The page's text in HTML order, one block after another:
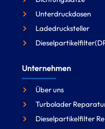
Unterdruckdosen
Ladedrucksteller
Unternehmen
Über uns
Turbolader
Dieselpartikelfilter